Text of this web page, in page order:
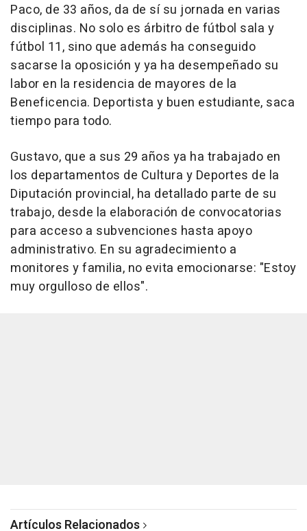
Paco, de 33 años, da de sí su jornada en varias
disciplinas. No solo es árbitro de fútbol sala y
fútbol 11, sino que además ha conseguido
sacarse la oposición y ya ha desempeñado su
labor en la residencia de mayores de la
Beneficencia. Deportista y buen estudiante, saca
tiempo para todo.
Gustavo, que a sus 29 años ya ha trabajado en
los departamentos de Cultura y Deportes de la
Diputación provincial, ha detallado parte de su
trabajo, desde la elaboración de convocatorias
para acceso a subvenciones hasta apoyo
administrativo. En su agradecimiento a
monitores y familia, no evita emocionarse: "Estoy
muy orgulloso de ellos".
Artículos Relacionados